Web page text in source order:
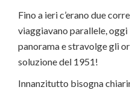
Fino a ieri c’erano due
viaggiavano parallele,
panorama e stravolge gli
soluzione del 1951!
Innanzitutto bisogna